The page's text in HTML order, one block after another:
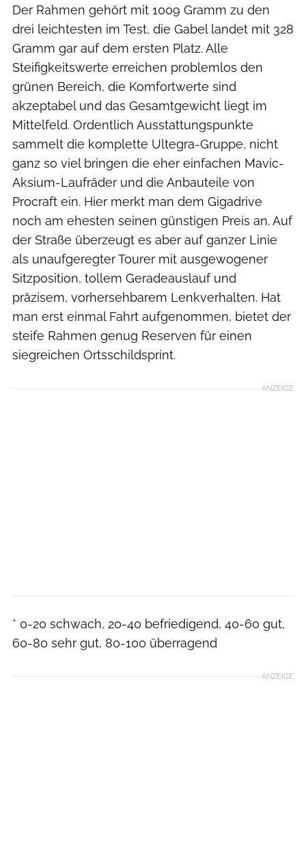
Der Rahmen gehört mit 1009 Gramm zu den
drei leichtesten im Test, die Gabel landet mit 328
Gramm gar auf dem ersten Platz. Alle
Steifigkeitswerte erreichen problemlos den
grünen Bereich, die Komfortwerte sind
akzeptabel und das Gesamtgewicht liegt im
Mittelfeld. Ordentlich Ausstattungspunkte
sammelt die komplette Ultegra-Gruppe, nicht
ganz so viel bringen die eher einfachen Mavic-
Aksium-Laufräder und die Anbauteile von
Procraft ein. Hier merkt man dem Gigadrive
noch am ehesten seinen günstigen Preis an. Auf
der Straße überzeugt es aber auf ganzer Linie
als unaufgeregter Tourer mit ausgewogener
Sitzposition, tollem Geradeauslauf und
präzisem, vorhersehbarem Lenkverhalten. Hat
man erst einmal Fahrt aufgenommen, bietet der
steife Rahmen genug Reserven für einen
siegreichen Ortsschildsprint.
ANZEIGE
* 0-20 schwach, 20-40 befriedigend, 40-60 gut,
60-80 sehr gut, 80-100 überragend
ANZEIGE